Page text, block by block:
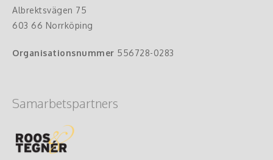
Albrektsvägen 75
603 66 Norrköping
Organisationsnummer 556728-0283
Samarbetspartners